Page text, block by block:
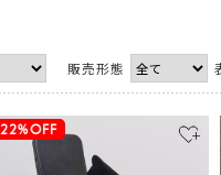
販売形態
22%OFF